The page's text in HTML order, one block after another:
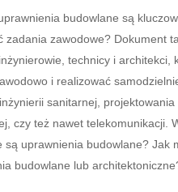
budowlane są
zadania zawodowe? Dokument
technicy i architekci,
i realizować
sanitarnej,
czy też nawet telekomunikacji.
są uprawnienia budowlane? Jak
budowlane lub